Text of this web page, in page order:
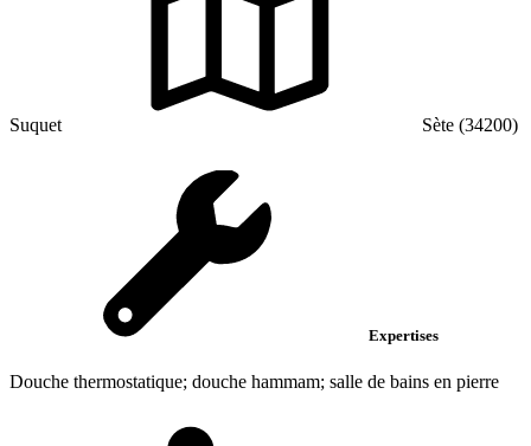
Suquet Sète (34200)
Expertises
Douche thermostatique; douche hammam; salle de bains en pierre